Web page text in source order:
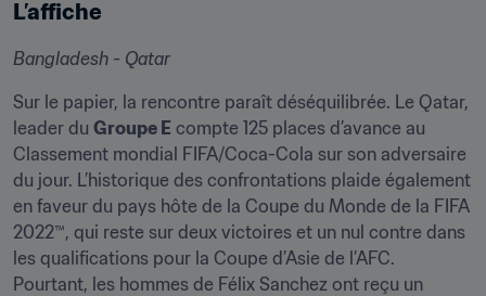
L’affiche
Bangladesh - Qatar
Sur le papier, la rencontre paraît déséquilibrée. Le Qatar,
leader du Groupe E compte 125 places d’avance au
Classement mondial FIFA/Coca-Cola sur son adversaire
du jour. L’historique des confrontations plaide également
en faveur du pays hôte de la Coupe du Monde de la FIFA
2022™, qui reste sur deux victoires et un nul contre dans
les qualifications pour la Coupe d’Asie de l’AFC.
Pourtant, les hommes de Félix Sanchez ont reçu un